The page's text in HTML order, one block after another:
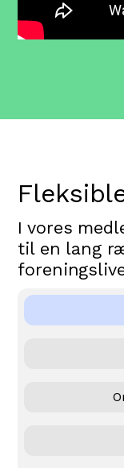
I vores
til en lang